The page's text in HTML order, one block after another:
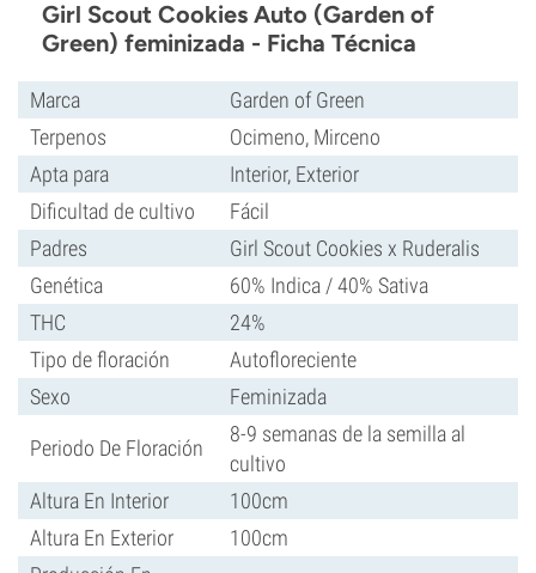
Girl Scout Cookies Auto (Garden of
Green) feminizada - Ficha Técnica
Marca
Garden of Green
Terpenos
Ocimeno, Mirceno
Apta para
Interior, Exterior
Dificultad de cultivo
Fácil
Padres
Girl Scout Cookies x Ruderalis
Genética
60% Indica / 40% Sativa
THC
24%
Tipo de floración
Autofloreciente
Sexo
Feminizada
Periodo De Floración
8-9 semanas de la semilla al
cultivo
Altura En Interior
100cm
Altura En Exterior
100cm